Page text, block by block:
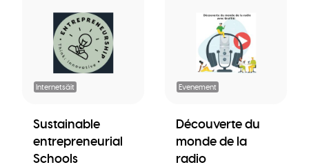
Internetsäit
Sustainable
entrepreneurial
Schools
Evenement
Découverte du
monde de la
radio